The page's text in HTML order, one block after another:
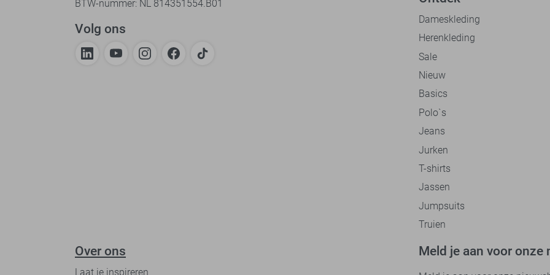
BTW-nummer: NL 814351554.B01
Volg ons
Dameskleding
Herenkleding
Sale
Nieuw
Basics
Polo`s
Jeans
Jurken
T-shirts
Jassen
Jumpsuits
Truien
Over ons
Laat je inspireren
Meld je aan voor onze